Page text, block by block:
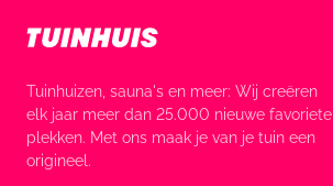
Tuinhuizen, sauna's en meer: Wij creëren
elk jaar meer dan 25.000 nieuwe favoriete
plekken. Met ons maak je van je tuin een
origineel.